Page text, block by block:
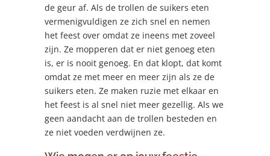
de geur af. Als de trollen de suikers eten
vermenigvuldigen ze zich snel en nemen
het feest over omdat ze ineens met zoveel
zijn. Ze mopperen dat er niet genoeg eten
is, er is nooit genoeg. En dat klopt, dat komt
omdat ze met meer en meer zijn als ze de
suikers eten. Ze maken ruzie met elkaar en
het feest is al snel niet meer gezellig. Als we
geen aandacht aan de trollen besteden en
ze niet voeden verdwijnen ze.